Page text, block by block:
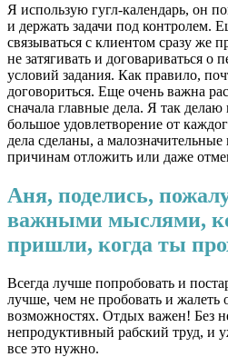
Я использую гугл-календарь, он
и держать задачи под контролем.
связываться с клиентом сразу же
не затягивать и договариваться о
условий задания. Как правило,
договориться. Еще очень важна
сначала главные дела. Я так
большое удовлетворение от
дела сделаны, а
причинам отложить или даже
Аня, поделись,
важными мыслями,
пришли, когда ты
Всегда лучше попробовать и
лучше, чем не пробовать и
возможностях. Отдых важен! Без
непродуктивный рабский труд, и
все это нужно.